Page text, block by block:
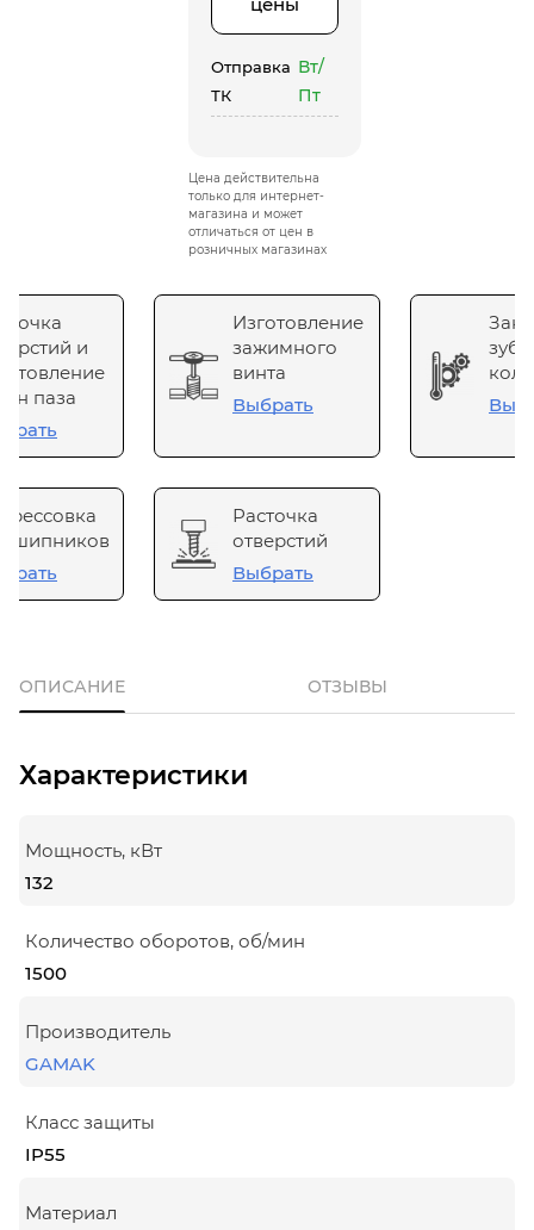
Отправка
ТК
Вт/
Пт
Цена действительна
только для интернет-
магазина и может
отличаться от цен в
розничных магазинах
и
паза
Изготовление
зажимного
винта
Выбрать
Расточка
отверстий
Выбрать
ОПИСАНИЕ ОТЗЫВЫ
Характеристики
Мощность, кВт
132
Количество оборотов, об/мин
1500
Производитель
GAMAK
Класс защиты
IP55
Материал